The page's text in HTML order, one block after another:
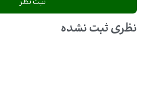
نظری ثبت نشده